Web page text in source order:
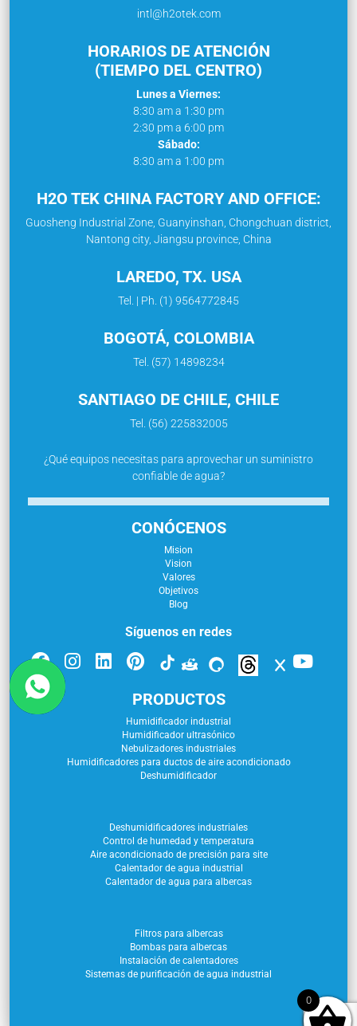
intl@h2otek.com
HORARIOS DE ATENCIÓN
(TIEMPO DEL CENTRO)
Lunes a Viernes:
8:30 am a 1:30 pm
2:30 pm a 6:00 pm
Sábado:
8:30 am a 1:00 pm
H2O TEK CHINA FACTORY AND OFFICE:
Guosheng Industrial Zone, Guanyinshan, Chongchuan district,
Nantong city, Jiangsu province, China
LAREDO, TX. USA
Tel. | Ph. (1) 9564772845
BOGOTÁ, COLOMBIA
Tel. (57) 14898234
SANTIAGO DE CHILE, CHILE
Tel. (56) 225832005
¿Qué equipos necesitas para aprovechar un suministro
confiable de agua?
CONÓCENOS
Mision
Vision
Valores
Objetivos
Blog
Síguenos en redes
PRODUCTOS
Humidificador industrial
Humidificador ultrasónico
Nebulizadores industriales
Humidificadores para ductos de aire acondicionado
Deshumidificador
Deshumidificadores industriales
Control de humedad y temperatura
Aire acondicionado de precisión para site
Calentador de agua industrial
Calentador de agua para albercas
Filtros para albercas
Bombas para albercas
Instalación de calentadores
Sistemas de purificación de agua industrial
0